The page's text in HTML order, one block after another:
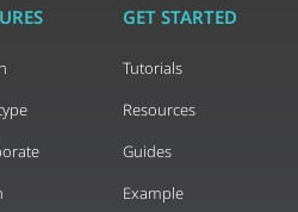
GET STARTED
Tutorials
Resources
Guides
Example